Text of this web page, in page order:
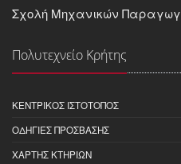
Σχολή Μηχανικών
Πολυτεχνείο Κρήτης
ΚΕΝΤΡΙΚΌΣ ΙΣΤΌΤΟΠΟΣ
ΟΔΗΓΊΕΣ ΠΡΌΣΒΑΣΗΣ
ΧΆΡΤΗΣ ΚΤΗΡΊΩΝ